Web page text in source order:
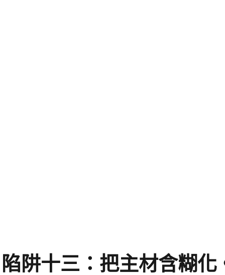
陷阱十三：把主材含糊化